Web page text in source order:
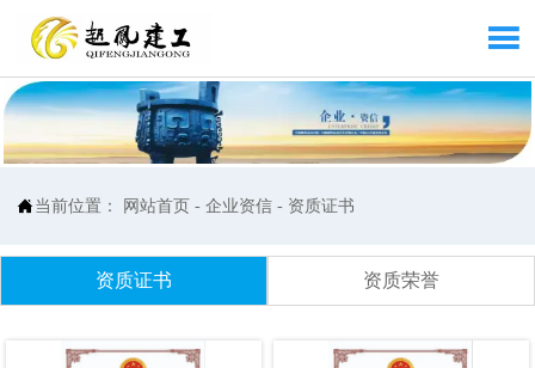

 当前位置： 网站首页 -企业资信 - 资质证书
资质证书 资质荣誉